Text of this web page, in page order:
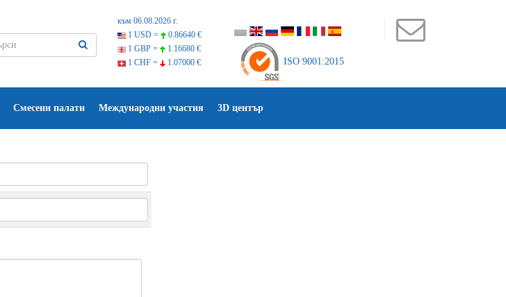
към 06.08.2026 г.
1 USD =
0.86640 €
1 GBP =
1.16680 €
1 CHF =
1.07000 € ISO 9001:2015
Смесени палати Международни участия 3D център